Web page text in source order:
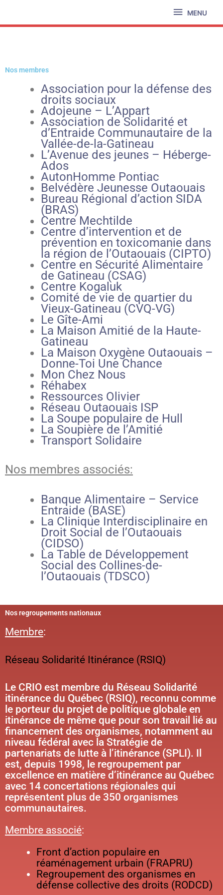
contenu
MENU
MENU
Nos membres
Association pour la défense des
droits sociaux
Adojeune – L’Appart
Association de Solidarité et
d’Entraide Communautaire de la
Vallée-de-la-Gatineau
L’Avenue des jeunes – Héberge-
Ados
AutonHomme Pontiac
Belvédère Jeunesse Outaouais
Bureau Régional d’action SIDA
(BRAS)
Centre Mechtilde
Centre d’intervention et de
prévention en toxicomanie dans
la région de l’Outaouais (CIPTO)
Centre en Sécurité Alimentaire
de Gatineau (CSAG)
Centre Kogaluk
Comité de vie de quartier du
Vieux-Gatineau (CVQ-VG)
Le Gîte-Ami
La Maison Amitié de la Haute-
Gatineau
La Maison Oxygène Outaouais –
Donne-Toi Une Chance
Mon Chez Nous
Réhabex
Ressources Olivier
Réseau Outaouais ISP
La Soupe populaire de Hull
La Soupière de l’Amitié
Transport Solidaire
Nos membres associés:
Banque Alimentaire – Service
Entraide (BASE)
La Clinique Interdisciplinaire en
Droit Social de l’Outaouais
(CIDSO)
La Table de Développement
Social des Collines-de-
l’Outaouais (TDSCO)
Nos regroupements nationaux
Membre:
Réseau Solidarité Itinérance (RSIQ)
Le CRIO est membre du Réseau Solidarité
itinérance du Québec (RSIQ), reconnu comme
le porteur du projet de politique globale en
itinérance de même que pour son travail lié au
financement des organismes, notamment au
niveau fédéral avec la Stratégie de
partenariats de lutte à l’itinérance (SPLI). Il
est, depuis 1998, le regroupement par
excellence en matière d’itinérance au Québec
avec 14 concertations régionales qui
représentent plus de 350 organismes
communautaires.
Membre associé:
Front d’action populaire en
réaménagement urbain (FRAPRU)
Regroupement des organismes en
défense collective des droits (RODCD)